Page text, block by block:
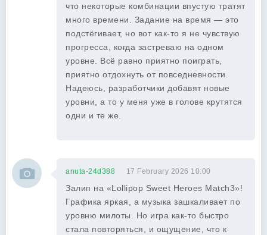
что некоторые комбинации впустую тратят
много времени. Задание на время — это
подстёгивает, но вот как-то я не чувствую
прогресса, когда застреваю на одном
уровне. Всё равно приятно поиграть,
приятно отдохнуть от повседневности.
Надеюсь, разработчики добавят новые
уровни, а то у меня уже в голове крутятся
одни и те же.
anuta-24d388 17 February 2026 10:00
Залип на «Lollipop Sweet Heroes Match3»!
Графика яркая, а музыка зашкаливает по
уровню милоты. Но игра как-то быстро
стала повторяться, и ощущение, что к